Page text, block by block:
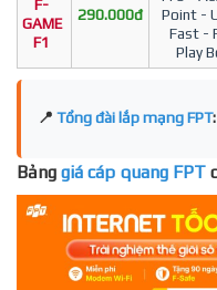
F-
GAME
F1
290.000đ
Point -
Fast -
Play
📍 Tổng đài lắp mạng FPT:
Bảng giá cáp quang FPT